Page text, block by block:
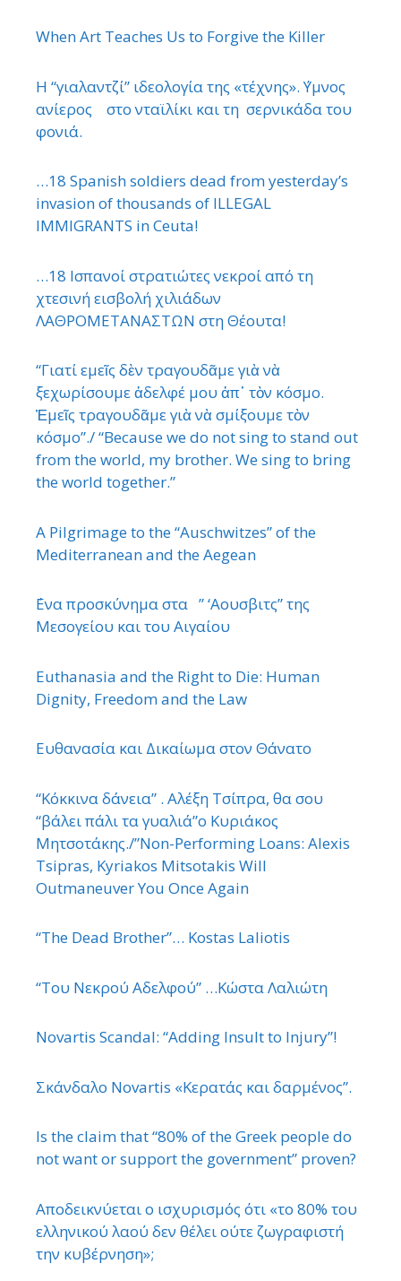
When Art Teaches Us to Forgive the Killer
Η “γιαλαντζί” ιδεολογία της «τέχνης». ΄Υμνος
ανίερος στο νταϊλίκι και τη σερνικάδα του
φονιά.
…18 Spanish soldiers dead from yesterday’s
invasion of thousands of ILLEGAL
IMMIGRANTS in Ceuta!
…18 Ισπανοί στρατιώτες νεκροί από τη
χτεσινή εισβολή χιλιάδων
ΛΑΘΡΟΜΕΤΑΝΑΣΤΩΝ στη Θέουτα!
“Γιατί εμεῖς δὲν τραγουδᾶμε γιὰ νὰ
ξεχωρίσουμε ἀδελφέ μου ἀπ᾿ τὸν κόσμο.
Ἐμεῖς τραγουδᾶμε γιὰ νὰ σμίξουμε τὸν
κόσμο”./ “Because we do not sing to stand out
from the world, my brother. We sing to bring
the world together.”
A Pilgrimage to the “Auschwitzes” of the
Mediterranean and the Aegean
΄Ενα προσκύνημα στα ” ‘Αουσβιτς” της
Μεσογείου και του Αιγαίου
Euthanasia and the Right to Die: Human
Dignity, Freedom and the Law
Ευθανασία και Δικαίωμα στον Θάνατο
“Κόκκινα δάνεια” . Αλέξη Τσίπρα, θα σου
“βάλει πάλι τα γυαλιά”ο Κυριάκος
Μητσοτάκης./”Non-Performing Loans: Alexis
Tsipras, Kyriakos Mitsotakis Will
Outmaneuver You Once Again
“The Dead Brother”… Kostas Laliotis
“Του Νεκρού Αδελφού” …Κώστα Λαλιώτη
Novartis Scandal: “Adding Insult to Injury”!
Σκάνδαλο Novartis «Κερατάς και δαρμένος”.
Is the claim that “80% of the Greek people do
not want or support the government” proven?
Αποδεικνύεται ο ισχυρισμός ότι «το 80% του
ελληνικού λαού δεν θέλει ούτε ζωγραφιστή
την κυβέρνηση»;